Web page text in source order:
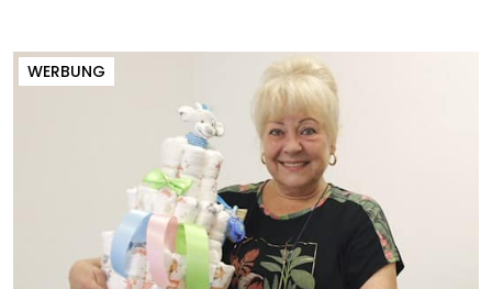
WERBUNG